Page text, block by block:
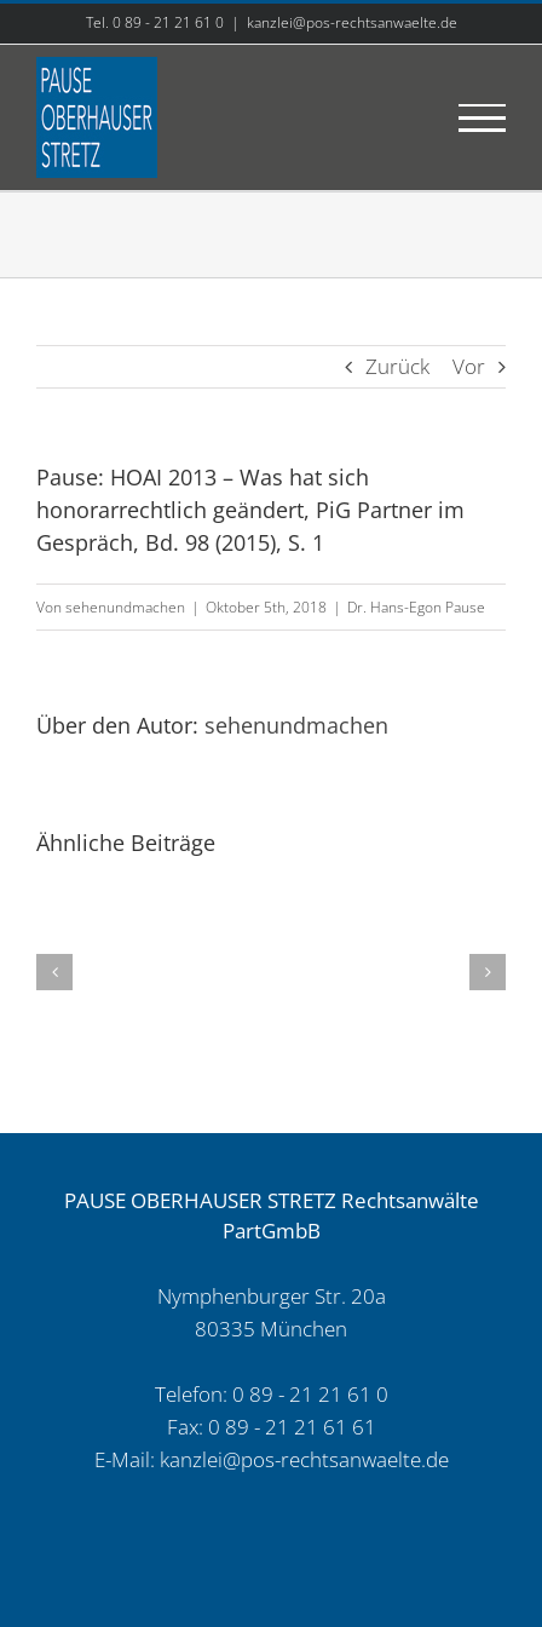
Inhalt
springen
Tel. 0 89 - 21 21 61 0 | kanzlei@pos-rechtsanwaelte.de
Zurück Vor
Pause: HOAI 2013 – Was hat sich
honorarrechtlich geändert, PiG Partner im
Gespräch, Bd. 98 (2015), S. 1
Von sehenundmachen | Oktober 5th, 2018 | Dr. Hans-Egon Pause
Über den Autor: sehenundmachen
Ähnliche Beiträge
Pause
in:
Pause,
der
Bauliche
anlässlich
des
Erwerbs
vom
2025
PAUSE OBERHAUSER STRETZ Rechtsanwälte
PartGmbB
Nymphenburger Str. 20a
80335 München
Telefon: 0 89 - 21 21 61 0
Fax: 0 89 - 21 21 61 61
E-Mail: kanzlei@pos-rechtsanwaelte.de